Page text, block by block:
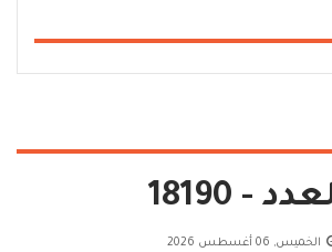
- 18190
الخميس, 06 أغسطس 2026